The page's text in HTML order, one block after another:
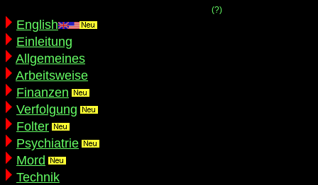
(?)
English
Einleitung
Allgemeines
Arbeitsweise
Finanzen
Verfolgung
Folter
Psychiatrie
Mord
Technik